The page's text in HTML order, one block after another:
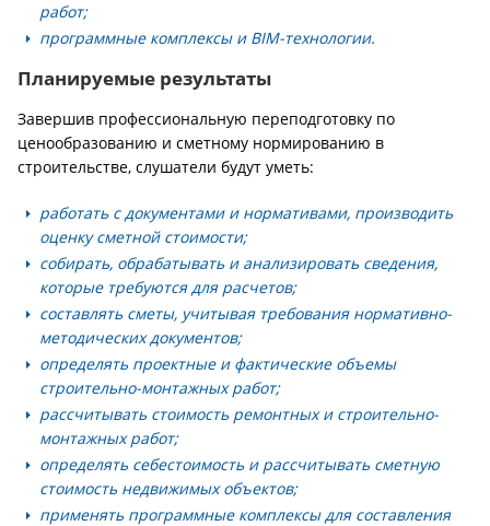
работ;
программные комплексы и BIM-технологии.
Планируемые результаты
Завершив профессиональную переподготовку по
ценообразованию и сметному нормированию в
строительстве, слушатели будут уметь:
работать с документами и нормативами, производить
оценку сметной стоимости;
собирать, обрабатывать и анализировать сведения,
которые требуются для расчетов;
составлять сметы, учитывая требования нормативно-
методических документов;
определять проектные и фактические объемы
строительно-монтажных работ;
рассчитывать стоимость ремонтных и строительно-
монтажных работ;
определять себестоимость и рассчитывать сметную
стоимость недвижимых объектов;
применять программные комплексы для составления